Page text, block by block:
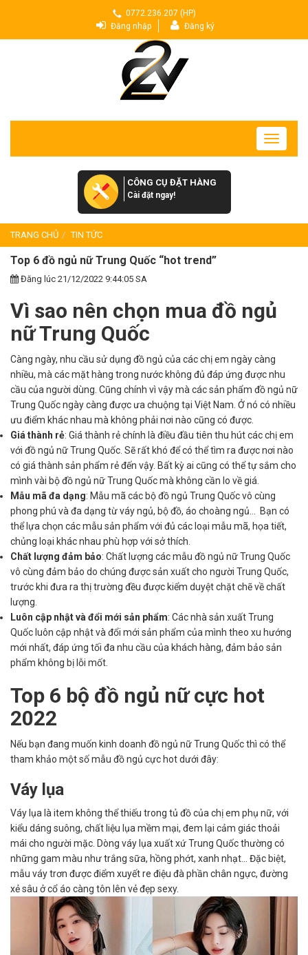
0772.236.207 (HP)
Đăng nhập
Đăng ký
Toggle
CÔNG CỤ ĐẶT HÀNG
Cài đặt ngay!
TRANG CHỦ TIN TỨC
Top 6 đồ ngủ nữ Trung Quốc “hot trend”
Đăng lúc 21/12/2022 9:44:05 SA
Vì sao nên chọn mua đồ ngủ
nữ Trung Quốc
Càng ngày, nhu cầu sử dụng đồ ngủ của các chị em ngày càng
nhiều, mà các mặt hàng trong nước không đủ đáp ứng được nhu
cầu của người dùng. Cũng chính vì vậy mà các sản phẩm đồ ngủ nữ
Trung Quốc ngày càng được ưa chuộng tại Việt Nam. Ở nó có nhiều
ưu điểm khác nhau mà không phải nơi nào cũng có được.
Giá thành rẻ: Giá thành rẻ chính là điều đầu tiên thu hút các chị em
với đồ ngủ nữ Trung Quốc. Sẽ rất khó để có thể tìm ra được nơi nào
có giá thành sản phẩm rẻ đến vậy. Bất kỳ ai cũng có thể tự sắm cho
mình vài bộ đồ ngủ nữ Trung Quốc mà không cần lo về giá.
Mẫu mã đa dạng: Mẫu mã các bộ đồ ngủ Trung Quốc vô cùng
phong phú và đa dạng từ váy ngủ, bộ đồ, áo choàng ngủ… Bạn có
thể lựa chọn các mẫu sản phẩm với đủ các loại mẫu mã, họa tiết,
chủng loại khác nhau phù hợp với sở thích.
Chất lượng đảm bảo: Chất lượng các mẫu đồ ngủ nữ Trung Quốc
vô cùng đảm bảo do chúng được sản xuất cho người Trung Quốc,
trước khi đưa ra thị trường đều được kiểm duyệt chặt chẽ về chất
lượng.
Luôn cập nhật và đổi mới sản phẩm: Các nhà sản xuất Trung
Quốc luôn cập nhật và đổi mới sản phẩm của mình theo xu hướng
mới nhất, đáp ứng tối đa nhu cầu của khách hàng, đảm bảo sản
phẩm không bị lỗi mốt.
Top 6 bộ đồ ngủ nữ cực hot
2022
Nếu bạn đang muốn kinh doanh đồ ngủ nữ Trung Quốc thì có thể
tham khảo một số mẫu đồ ngủ cực hot dưới đây:
Váy lụa
Váy lụa là item không thể thiếu trong tủ đồ của chị em phụ nữ, với
kiểu dáng suông, chất liệu lụa mềm mại, đem lại cảm giác thoải
mái cho người mặc. Dòng váy lụa xuất xứ Trung Quốc thường có
những gam màu như trắng sữa, hồng phớt, xanh nhạt… Đặc biệt,
mẫu váy trơn được điểm xuyết re điệu đà phần chân ngực, đường
xẻ sâu ở cổ áo càng tôn lên vẻ đẹp sexy.